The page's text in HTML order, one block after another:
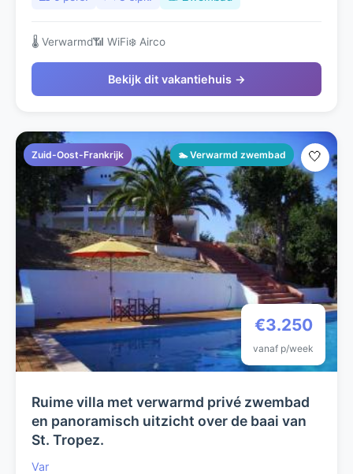
🌡️ Verwarmd📶 WiFi❄️ Airco
Bekijk dit vakantiehuis →
Zuid-Oost-Frankrijk 🏊 Verwarmd zwembad
€3.250
vanaf p/week
🤍
Ruime villa met verwarmd privé zwembad
en panoramisch uitzicht over de baai van
St. Tropez.
Var